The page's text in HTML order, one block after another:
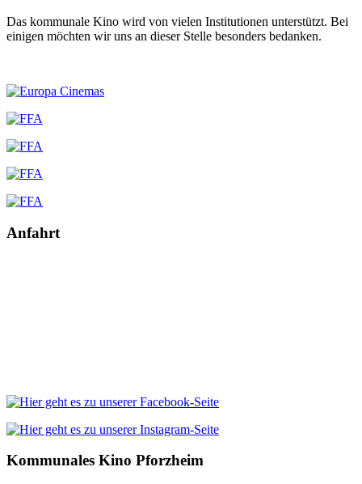
Das kommunale Kino wird von vielen Institutionen unterstützt. Bei
einigen möchten wir uns an dieser Stelle besonders bedanken.
Anfahrt
Kommunales Kino Pforzheim